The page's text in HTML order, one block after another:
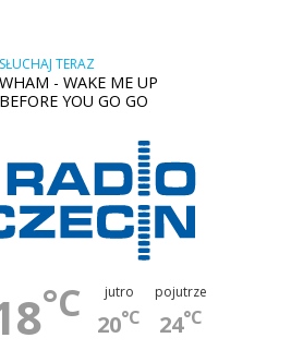
SŁUCHAJ TERAZ
WHAM - WAKE ME UP
BEFORE YOU GO GO
°C jutro
20°C
pojutrze
24°C